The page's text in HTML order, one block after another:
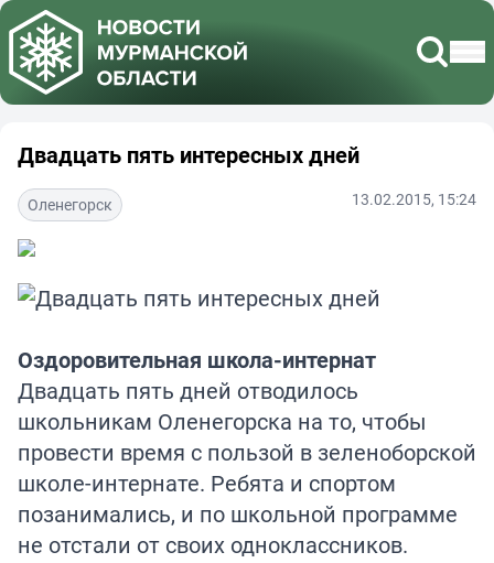
Двадцать пять интересных дней
Оленегорск 13.02.2015, 15:24
Оздоровительная школа-интернат
Двадцать пять дней отводилось
школьникам Оленегорска на то, чтобы
провести время с пользой в зеленоборской
школе-интернате. Ребята и спортом
позанимались, и по школьной программе
не отстали от своих одноклассников.